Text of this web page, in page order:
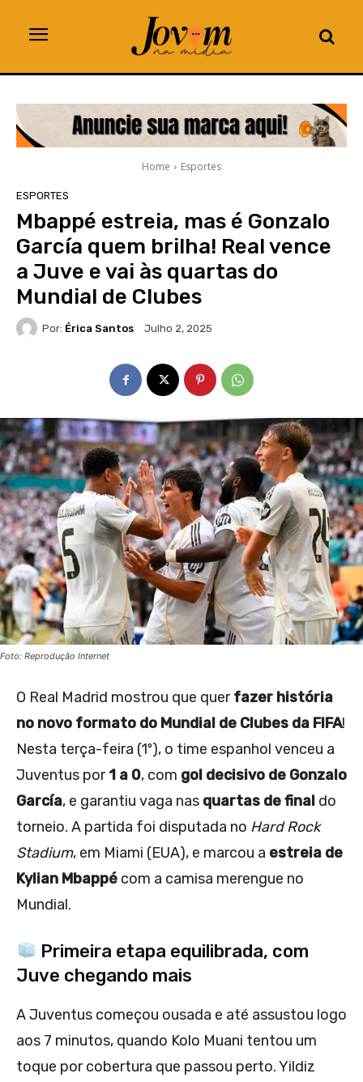
Home Esportes
ESPORTES
Mbappé estreia, mas é Gonzalo
García quem brilha! Real vence
a Juve e vai às quartas do
Mundial de Clubes
Por: Érica Santos Julho 2, 2025
Foto: Reprodução Internet
O Real Madrid mostrou que querfazer história
no novo formato do Mundial de Clubes da FIFA!
Nesta terça-feira (1º), o time espanhol venceu a
Juventus por1 a 0, com gol decisivo de Gonzalo
García, e garantiu vaga nas quartas de final do
torneio. A partida foi disputada no Hard Rock
Stadium, em Miami (EUA), e marcou a estreia de
Kylian Mbappé com a camisa merengue no
Mundial.
Primeira etapa equilibrada, com
Juve chegando mais
A Juventus começou ousada e até assustou logo
aos 7 minutos, quando Kolo Muani tentou um
toque por cobertura que passou perto. Yildiz